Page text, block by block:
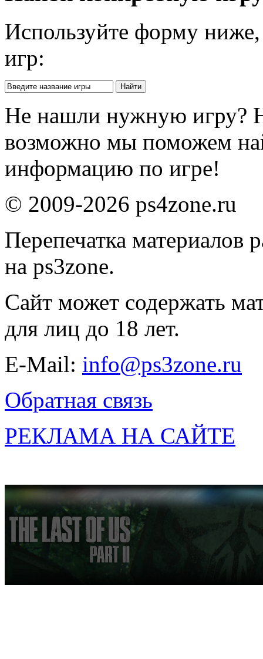
Используйте форму
игр:
Не нашли нужную игру?
возможно мы поможем
информацию по игре!
© 2009-2026 ps4zone.ru
Перепечатка материалов
на ps3zone.
Сайт может содержать
для лиц до 18 лет.
E-Mail: info@ps3zone.ru
Обратная связь
РЕКЛАМА НА САЙТЕ